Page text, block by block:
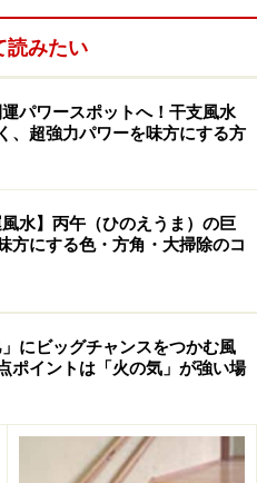
い空気は下に下がる性質が
くなりやすくなります。
階の音が上階の部屋に届い
が受験期の頃には、下階の
り集中できないなんてこと
認し、音は吸音ボードを使
読みたい
運パワースポットへ！干支風水
、超強力パワーを味方にする方
風水】丙午（ひのえうま）の巨
方にする色・方角・大掃除のコ
にビッグチャンスをつかむ風
ポイントは「火の気」が強い場